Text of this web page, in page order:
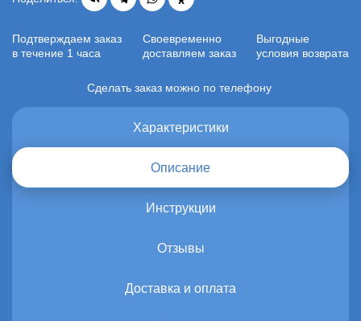
Подтверждаем заказ
в течение 1 часа
Своевременно
доставляем заказ
Выгодные
условия возврата
Сделать заказ можно по телефону
Характеристики
Описание
Инструкции
Отзывы
Доставка и оплата